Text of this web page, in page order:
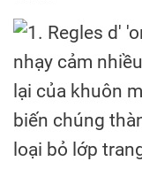
nhạy cảm
lại của khuôn
biến chúng
loại bỏ lớp